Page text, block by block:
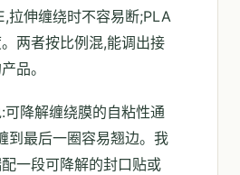
拉伸缠绕时不容易断;PLA
两者按比例混,能调出接
品。
可降解缠绕膜的自粘性通
到最后一圈容易翘边。我
一段可降解的封口贴或